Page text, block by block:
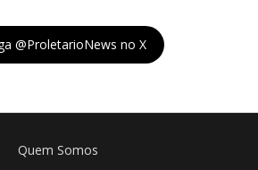
@ProletarioNews no X
Quem Somos